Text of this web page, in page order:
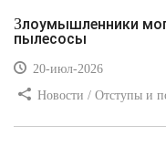
Злоумышленники могут взламывать роботы-
пылесосы
20-июл-2026
Новости / Отступы и